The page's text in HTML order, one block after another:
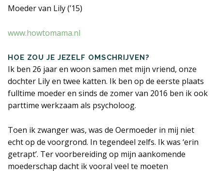
LITERATUUR EN LINKS
CONTACT PAGINA
Moeder van Lily (’15)
www.howtomama.nl
HOE ZOU JE JEZELF OMSCHRIJVEN?
Ik ben 26 jaar en woon samen met mijn vriend, onze
dochter Lily en twee katten. Ik ben op de eerste plaats
fulltime moeder en sinds de zomer van 2016 ben ik ook
parttime werkzaam als psycholoog.
Toen ik zwanger was, was de Oermoeder in mij niet
echt op de voorgrond. In tegendeel zelfs. Ik was ‘erin
getrapt’. Ter voorbereiding op mijn aankomende
moederschap dacht ik vooral veel te moeten